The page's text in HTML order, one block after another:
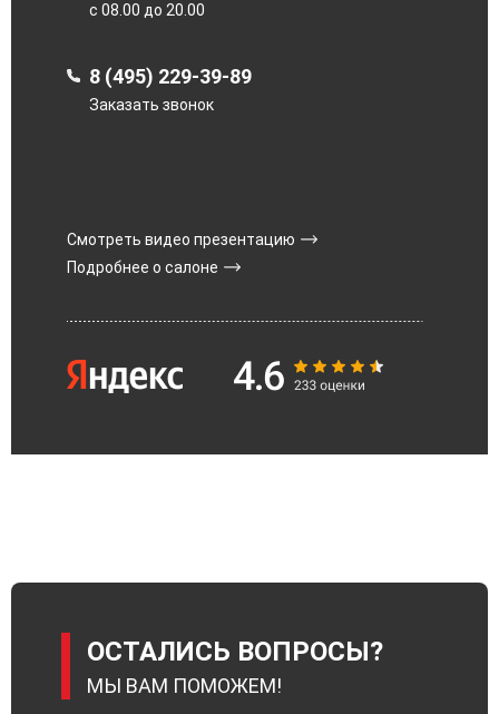
с 08.00 до 20.00
8 (495) 229-39-89
Заказать звонок
Смотреть видео презентацию
Подробнее о салоне
ОСТАЛИСЬ ВОПРОСЫ?
МЫ ВАМ ПОМОЖЕМ!